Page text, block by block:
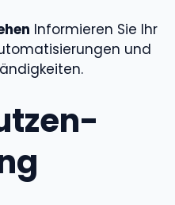
Informieren Sie Ihr
und